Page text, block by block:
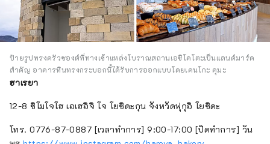
ป้ายรูปทรงครัวซองต์ที่ทางเข้าแหล่งโบราณสถานเอชิโคโตะเป็นแลนด์มาร์ค
สำคัญ อาคารหินทรงกระบอกนี้ได้รับการออกแบบโดยเคนโกะ คุมะ
ฮาเรยา
12-8 ชิโมโจโฮ เอเฮอิจิ โจ โยชิดะกุน จังหวัดฟุกุอิ โยชิดะ
โทร. 0776-87-0887 [เวลาทำการ] 9:00-17:00 [ปิดทำการ] วัน